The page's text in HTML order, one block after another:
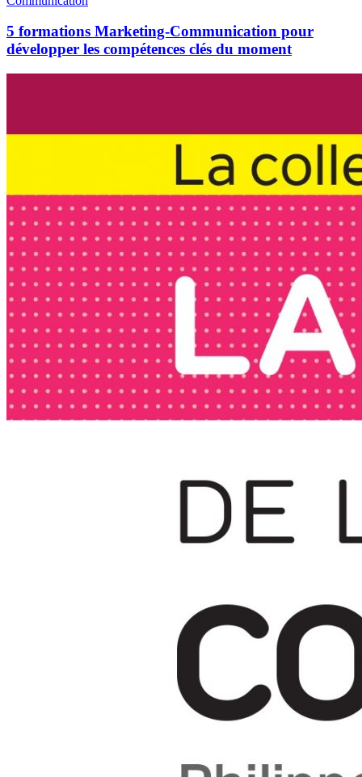
5 formations Marketing-Communication pour
développer les compétences clés du moment